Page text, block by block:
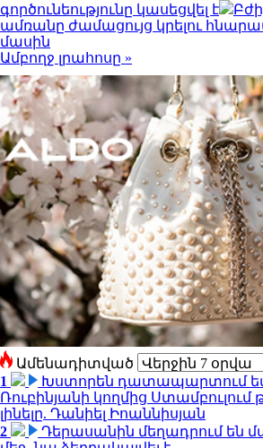
գործունեությունը կասեցվել է
ամռանը ժամացույց կրելու
մասին
Ամբողջ լրահոսը »
Ամենադիտված
1
Խստորեն դատապարտում եմ
Ռուբինյանի կողմից Ստամբուլում
լինելը. Դանիել Իոաննիսյան
2
Դերասանին մեղադրում են